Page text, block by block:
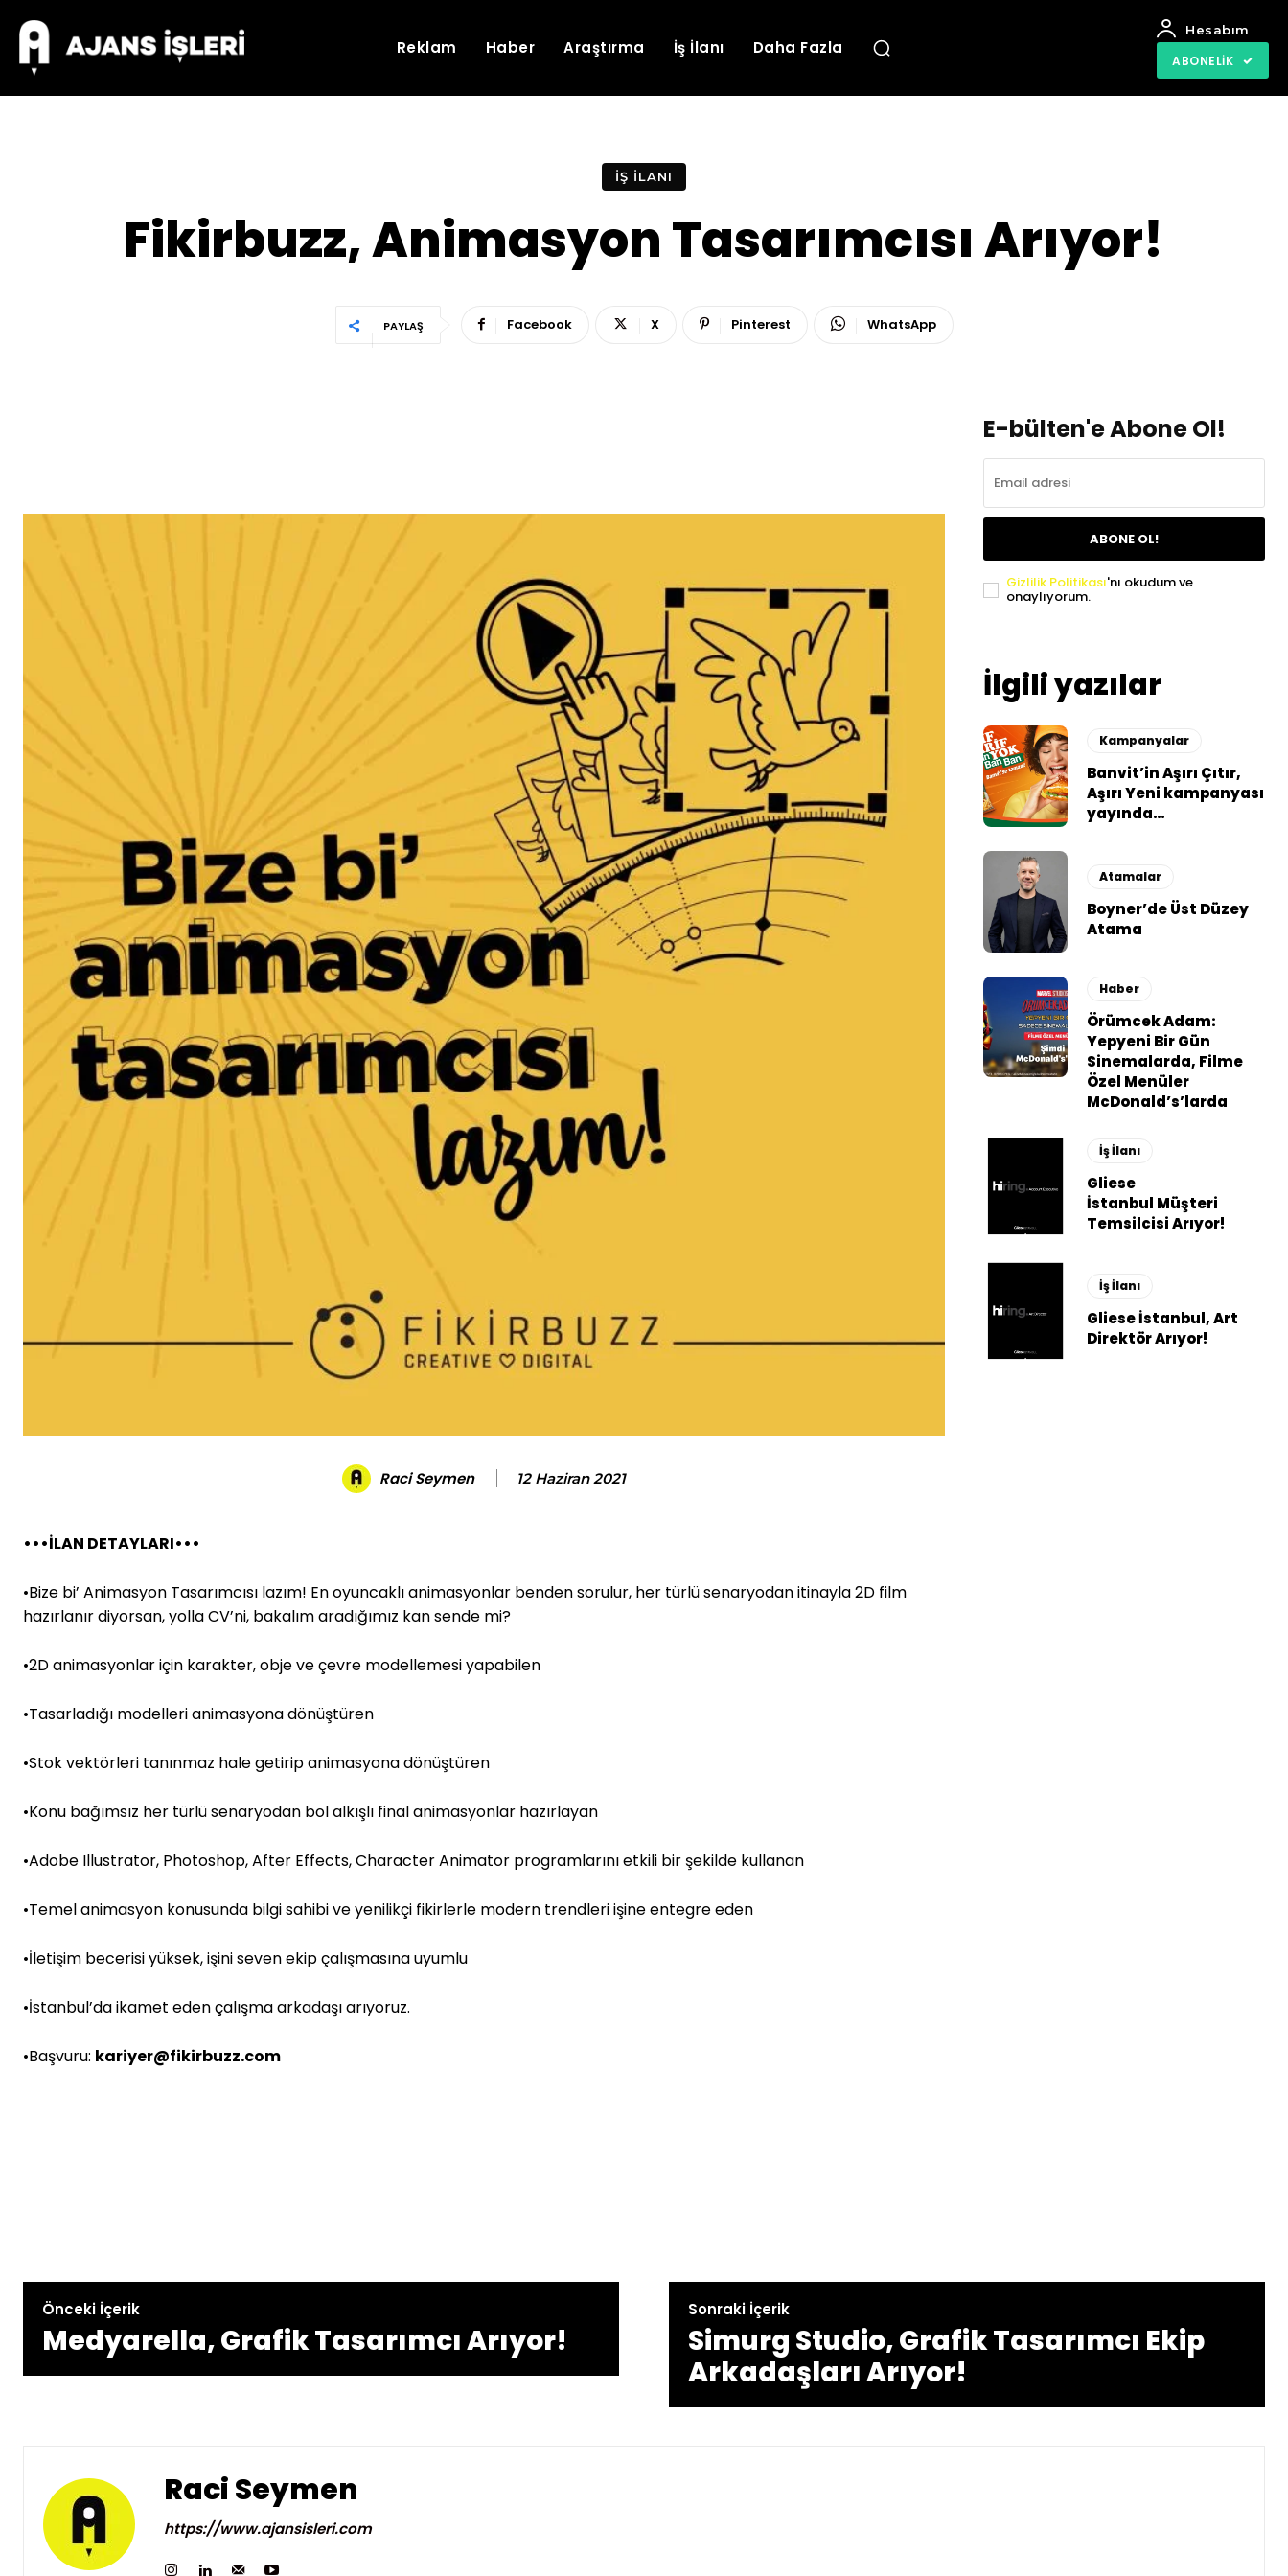
Reklam Haber Araştırma İş İlanı Daha Fazla
Hesabım
ABONELIK
İŞ İLANI
Fikirbuzz, Animasyon Tasarımcısı Arıyor!
PAYLAŞ Facebook X Pinterest WhatsApp
Raci Seymen 12 Haziran 2021
•••İLAN DETAYLARI•••
•Bize bi’ Animasyon Tasarımcısı lazım! En oyuncaklı animasyonlar benden sorulur, her türlü senaryodan itinayla 2D film
hazırlanır diyorsan, yolla CV’ni, bakalım aradığımız kan sende mi?
•2D animasyonlar için karakter, obje ve çevre modellemesi yapabilen
•Tasarladığı modelleri animasyona dönüştüren
•Stok vektörleri tanınmaz hale getirip animasyona dönüştüren
•Konu bağımsız her türlü senaryodan bol alkışlı final animasyonlar hazırlayan
•Adobe Illustrator, Photoshop, After Effects, Character Animator programlarını etkili bir şekilde kullanan
•Temel animasyon konusunda bilgi sahibi ve yenilikçi fikirlerle modern trendleri işine entegre eden
•İletişim becerisi yüksek, işini seven ekip çalışmasına uyumlu
•İstanbul’da ikamet eden çalışma arkadaşı arıyoruz.
•Başvuru: kariyer@fikirbuzz.com
E-bülten'e Abone Ol!
ABONE OL!
Gizlilik Politikası'nı okudum ve
onaylıyorum.
İlgili yazılar
Kampanyalar
Banvit’in Aşırı Çıtır,
Aşırı Yeni kampanyası
yayında…
Atamalar
Boyner’de Üst Düzey
Atama
Haber
Örümcek Adam:
Yepyeni Bir Gün
Sinemalarda, Filme
Özel Menüler
McDonald’s’larda
İş İlanı
Gliese
İstanbul Müşteri
Temsilcisi Arıyor!
İş İlanı
Gliese İstanbul, Art
Direktör Arıyor!
Önceki İçerik
Medyarella, Grafik Tasarımcı Arıyor!
Sonraki İçerik
Simurg Studio, Grafik Tasarımcı Ekip
Arkadaşları Arıyor!
Raci Seymen
https://www.ajansisleri.com